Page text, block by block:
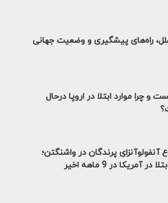
راه‌های پیشگیری و وضعیت جهانی
و چرا موارد ابتلا در اروپا درحال
آنفولوآنزای پرندگان در واشنگتن؛
آمریکا در 9 ماهه اخیر